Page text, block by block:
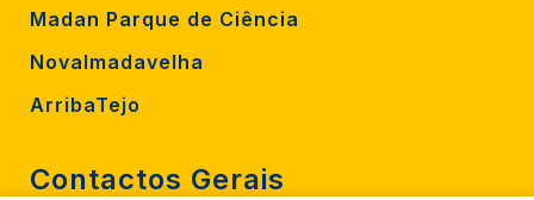
Madan Parque de Ciência
Novalmadavelha
ArribaTejo
Contactos Gerais